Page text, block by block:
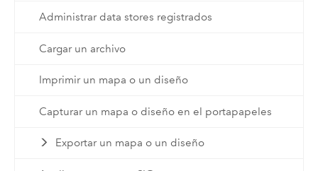
Administrar data stores registrados
Cargar un archivo
Imprimir un mapa o un diseño
Capturar un mapa o diseño en el portapapeles
Exportar un mapa o un diseño